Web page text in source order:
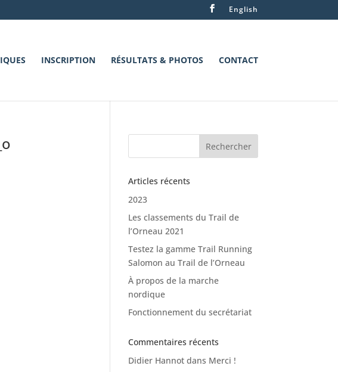
English
INSCRIPTION RÉSULTATS & PHOTOS CONTACT
Articles récents
2023
Les classements du Trail de
l’Orneau 2021
Testez la gamme Trail Running
Salomon au Trail de l’Orneau
À propos de la marche
nordique
Fonctionnement du secrétariat
Commentaires récents
Didier Hannot dans Merci !